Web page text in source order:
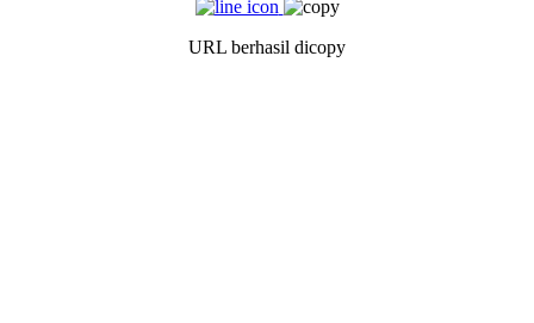
URL berhasil dicopy